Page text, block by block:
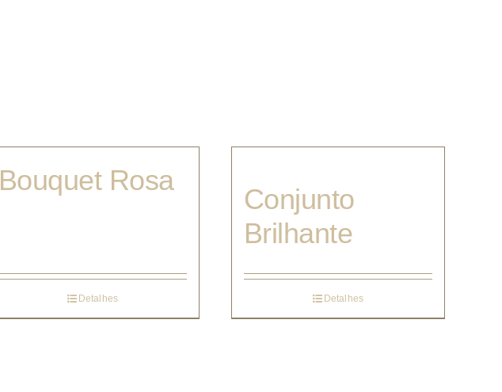
Bouquet Rosa
Detalhes
Conjunto
Brilhante
Detalhes